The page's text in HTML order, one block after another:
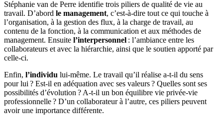
Stéphanie van de Perre identifie trois piliers de qualité de vie au
travail. D’abord le management, c’est-à-dire tout ce qui touche à
l’organisation, à la gestion des flux, à la charge de travail, au
contenu de la fonction, à la communication et aux méthodes de
management. Ensuite l’interpersonnel : l’ambiance entre les
collaborateurs et avec la hiérarchie, ainsi que le soutien apporté par
celle-ci.
Enfin, l’individu lui-même. Le travail qu’il réalise a-t-il du sens
pour lui ? Est-il en adéquation avec ses valeurs ? Quelles sont ses
possibilités d’évolution ? A-t-il un bon équilibre vie privée-vie
professionnelle ? D’un collaborateur à l’autre, ces piliers peuvent
avoir une importance différente.